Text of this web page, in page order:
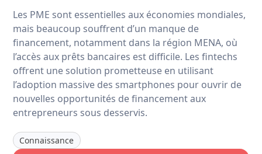
Les PME sont essentielles aux économies mondiales,
mais beaucoup souffrent d’un manque de
financement, notamment dans la région MENA, où
l’accès aux prêts bancaires est difficile. Les fintechs
offrent une solution prometteuse en utilisant
l’adoption massive des smartphones pour ouvrir de
nouvelles opportunités de financement aux
entrepreneurs sous desservis.
Connaissance